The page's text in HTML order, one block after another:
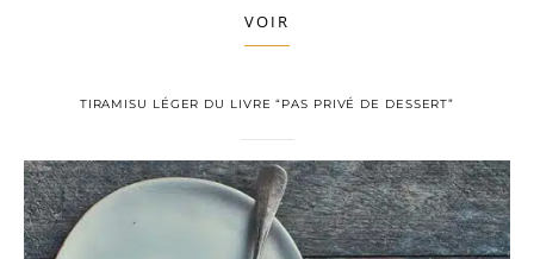
VOIR
TIRAMISU LÉGER DU LIVRE “PAS PRIVÉ DE DESSERT”